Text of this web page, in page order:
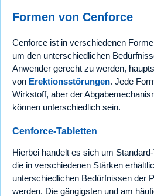
Formen von Cenforce
Cenforce ist in verschiedenen
um den unterschiedlichen
Anwender gerecht zu werden,
von Erektionsstörungen. Jede
Wirkstoff, aber der
können unterschiedlich sein.
Cenforce-Tabletten
Hierbei handelt es sich um
die in verschiedenen Stärken
unterschiedlichen Bedürfnissen der
werden. Die gängigsten und am